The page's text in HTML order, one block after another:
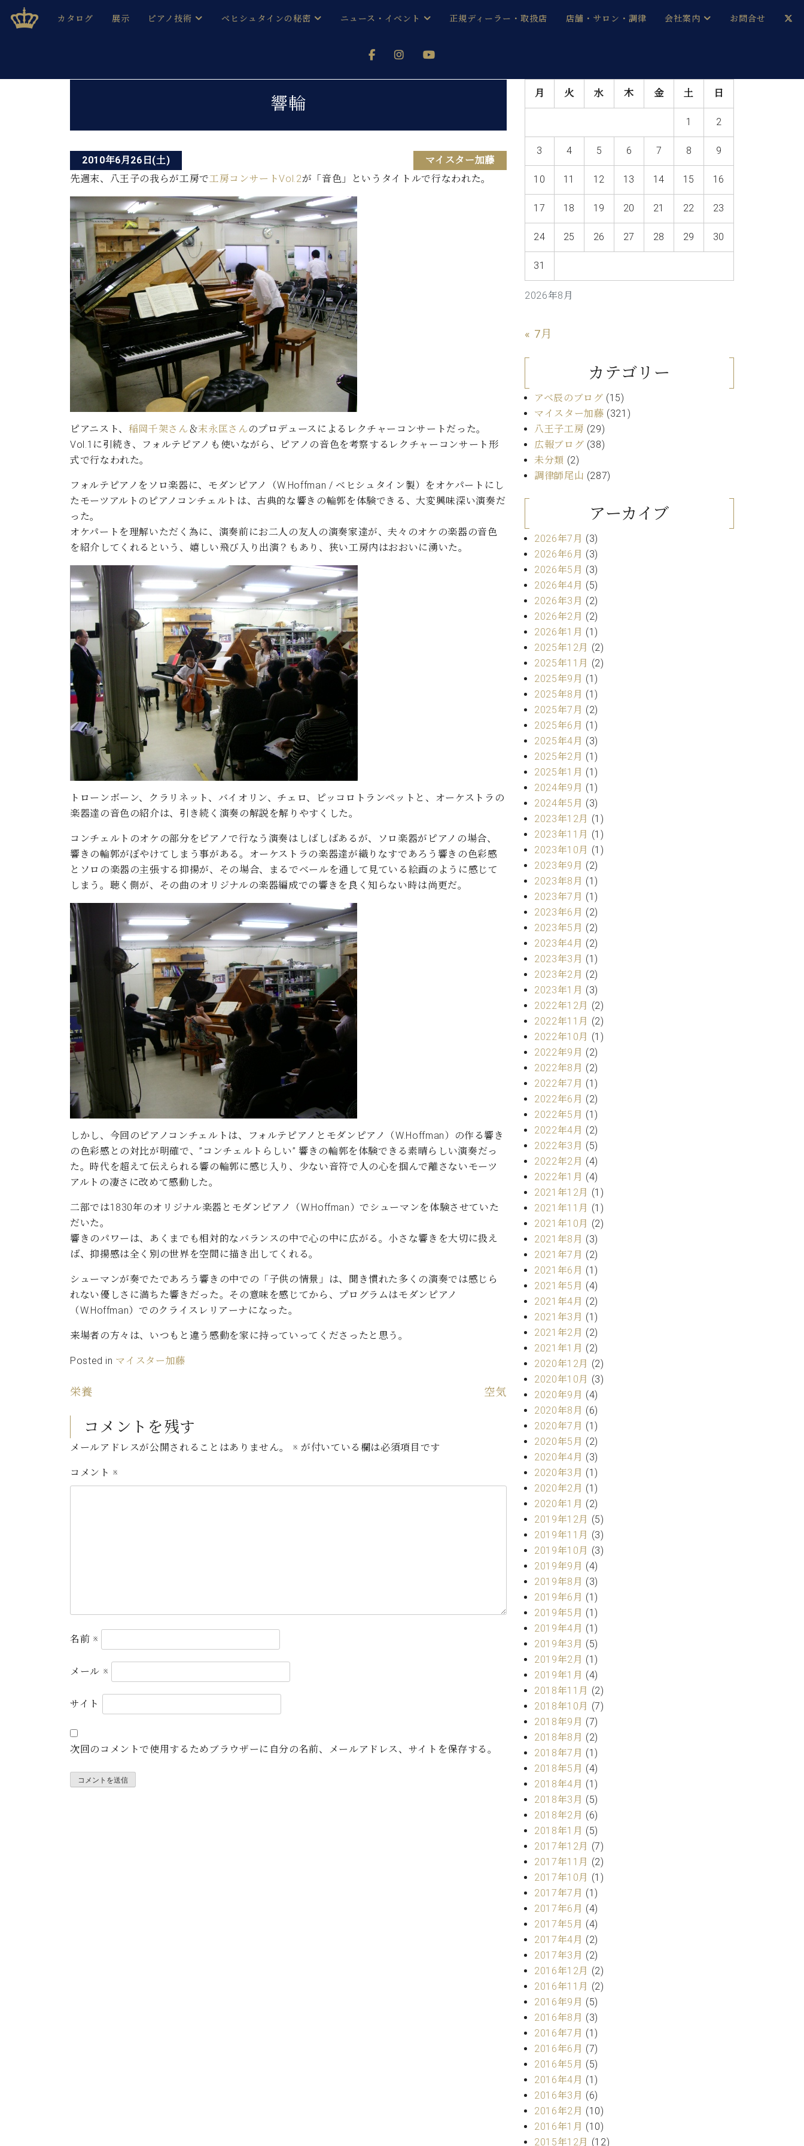
ベヒシュタインジャパン公式サイト
BECHSTEIN JAPAN Official Site
カタログ
C.ベヒシュタイン コンサート/C.ベヒシュタイン レジデンス
C.ベヒシュタイン コンサート
グランドピアノ
C.ベヒシュタイン コンサート
C.ベヒシュタイン アカデミー
W.ホフマン プロフェッショナル
W.ホフマン トラディション
C.BECHSTEIN Digital(ベヒシュタイン デジタル)
展示 ピアノ技術
み
ピアノ製造番号
ベヒシュタインの秘密
ブランドヒストリー
ベヒシュタイン・シューレ
納入実績 ホール・スタジオ
納入実績 音楽教室
ご愛用者の声
ニュース・イベント
メルマガ会員登録ご案内
(お知らせ・メディア情報)
キャンペーン
コンサート
レッスンイベント
代理店主催イベント
コンクール
音楽教室
正規ディーラー・取扱店 店舗・サロン・調律
ベヒシュタイン・シューレ音楽教室
ベヒシュタイン・セントラム 東京
ホール・スタジオレンタル
ホール・スタジオ空き状況
動画収録サービス
ピアノのコンシェルジュ
セントラム東京のご案内(PDF)
お問い合わせ
本社：八王子・技術営業センター
アーティストカスタマーサービス(調律)
アフターサービス(調律)
尾山調律師のブログ Die Musikgasse（音楽の小道）
会社案内
採用情報
ベヒシュタイン・サロン会員
ベヒシュタイン・ジャパンブログ
お問合せ
響輪
2010年6月26日(土)
マイスター加藤
先週末、八王子の我らが工房で工房コンサートVol.2が「音色」というタイトルで行なわれた。
ピアニスト、 稲岡千架さん ＆末永匡さん のプロデュースによるレクチャーコンサートだった。
Vol.1に引続き、フォルテピアノも使いながら、ピアノの音色を考察するレクチャーコンサート形
式で行なわれた。
フォルテピアノをソロ楽器に、モダンピアノ（W.Hoffman / ベヒシュタイン製）をオケパートにし
たモーツアルトのピアノコンチェルトは、古典的な響きの輪郭を体験できる、大変興味深い演奏だ
った。
オケパートを理解いただく為に、演奏前にお二人の友人の演奏家達が、夫々のオケの楽器の音色
を紹介してくれるという、嬉しい飛び入り出演？もあり、狭い工房内はおおいに湧いた。
トローンボーン、クラリネット、バイオリン、チェロ、ピッコロトランペットと、オーケストラの
楽器達の音色の紹介は、引き続く演奏の解説を解りやすくした。
コンチェルトのオケの部分をピアノで行なう演奏はしばしばあるが、ソロ楽器がピアノの場合、
響きの輪郭がぼやけてしまう事がある。オーケストラの楽器達が織りなすであろう響きの色彩感
とソロの楽器の主張する抑揚が、その場合、まるでベールを通して見ている絵画のように感じて
しまう。聴く側が、その曲のオリジナルの楽器編成での響きを良く知らない時は尚更だ。
しかし、今回のピアノコンチェルトは、フォルテピアノとモダンピアノ（W.Hoffman）の作る響き
の色彩感との対比が明確で、”コンチェルトらしい” 響きの輪郭を体験できる素晴らしい演奏だっ
た。時代を超えて伝えられる響の輪郭に感じ入り、少ない音符で人の心を掴んで離さないモーツ
アルトの凄さに改めて感動した。
二部では1830年のオリジナル楽器とモダンピアノ（W.Hoffman）でシューマンを体験させていた
だいた。
響きのパワーは、あくまでも相対的なバランスの中で心の中に広がる。小さな響きを大切に扱え
ば、抑揚感は全く別の世界を空間に描き出してくれる。
シューマンが奏でたであろう響きの中での「子供の情景」は、聞き慣れた多くの演奏では感じら
れない優しさに満ちた響きだった。その意味を感じてから、プログラムはモダンピアノ
（W.Hoffman）でのクライスレリアーナになった。
来場者の方々は、いつもと違う感動を家に持っていってくださったと思う。
Posted in マイスター加藤
ナ
ビ
ゲ
ー
シ
ョ
ン
栄養 空気
コメントを残す
メールアドレスが公開されることはありません。 ※ が付いている欄は必須項目です
コメント ※
名前 ※
メール ※
サイト
次回のコメントで使用するためブラウザーに自分の名前、メールアドレス、サイトを保存する。
2026年8月
月 火 水 木 金 土 日
1 2
3 4 5 6 7 8 9
10 11 12 13 14 15 16
17 18 19 20 21 22 23
24 25 26 27 28 29 30
31
« 7月
カテゴリー
アベ辰のブログ (15)
マイスター加藤 (321)
八王子工房 (29)
広報ブログ (38)
未分類 (2)
調律師尾山 (287)
アーカイブ
2026年7月 (3)
2026年6月 (3)
2026年5月 (3)
2026年4月 (5)
2026年3月 (2)
2026年2月 (2)
2026年1月 (1)
2025年12月 (2)
2025年11月 (2)
2025年9月 (1)
2025年8月 (1)
2025年7月 (2)
2025年6月 (1)
2025年4月 (3)
2025年2月 (1)
2025年1月 (1)
2024年9月 (1)
2024年5月 (3)
2023年12月 (1)
2023年11月 (1)
2023年10月 (1)
2023年9月 (2)
2023年8月 (1)
2023年7月 (1)
2023年6月 (2)
2023年5月 (2)
2023年4月 (2)
2023年3月 (1)
2023年2月 (2)
2023年1月 (3)
2022年12月 (2)
2022年11月 (2)
2022年10月 (1)
2022年9月 (2)
2022年8月 (2)
2022年7月 (1)
2022年6月 (2)
2022年5月 (1)
2022年4月 (2)
2022年3月 (5)
2022年2月 (4)
2022年1月 (4)
2021年12月 (1)
2021年11月 (1)
2021年10月 (2)
2021年8月 (3)
2021年7月 (2)
2021年6月 (1)
2021年5月 (4)
2021年4月 (2)
2021年3月 (1)
2021年2月 (2)
2021年1月 (2)
2020年12月 (2)
2020年10月 (3)
2020年9月 (4)
2020年8月 (6)
2020年7月 (1)
2020年5月 (2)
2020年4月 (3)
2020年3月 (1)
2020年2月 (1)
2020年1月 (2)
2019年12月 (5)
2019年11月 (3)
2019年10月 (3)
2019年9月 (4)
2019年8月 (3)
2019年6月 (1)
2019年5月 (1)
2019年4月 (1)
2019年3月 (5)
2019年2月 (1)
2019年1月 (4)
2018年11月 (2)
2018年10月 (7)
2018年9月 (7)
2018年8月 (2)
2018年7月 (1)
2018年5月 (4)
2018年4月 (1)
2018年3月 (5)
2018年2月 (6)
2018年1月 (5)
2017年12月 (7)
2017年11月 (2)
2017年10月 (1)
2017年7月 (1)
2017年6月 (4)
2017年5月 (4)
2017年4月 (2)
2017年3月 (2)
2016年12月 (2)
2016年11月 (2)
2016年9月 (5)
2016年8月 (3)
2016年7月 (1)
2016年6月 (7)
2016年5月 (5)
2016年4月 (1)
2016年3月 (6)
2016年2月 (10)
2016年1月 (10)
2015年12月 (12)